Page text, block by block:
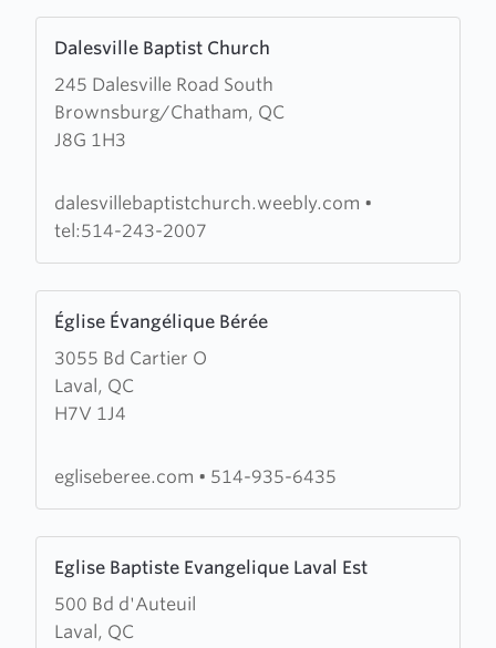
Dalesville Baptist Church
245 Dalesville Road South
Brownsburg/Chatham, QC
J8G 1H3
more
about
Dalesville
Baptist
dalesvillebaptistchurch.weebly.com •
tel:514-243-2007
Église Évangélique Bérée
3055 Bd Cartier O
Laval, QC
H7V 1J4
more
about
Église
Évangélique
egliseberee.com • 514-935-6435
Eglise Baptiste Evangelique Laval Est
500 Bd d'Auteuil
Laval, QC
more
about
Eglise